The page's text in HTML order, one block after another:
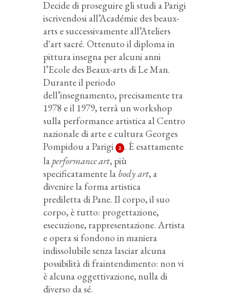
Decide di proseguire gli studi a Parigi
iscrivendosi all’Académie des beaux-
arts e successivamente all’Ateliers
d'art sacré. Ottenuto il diploma in
pittura insegna per alcuni anni
l’Ecole des Beaux-arts di Le Man.
Durante il periodo
dell’insegnamento, precisamente tra
1978 e il 1979, terrà un workshop
sulla performance artistica al Centro
nazionale di arte e cultura Georges
Pompidou a Parigi
2 . È esattamente
la performance art, più
specificatamente la body art, a
divenire la forma artistica
prediletta di Pane. Il corpo, il suo
corpo, è tutto: progettazione,
esecuzione, rappresentazione. Artista
e opera si fondono in maniera
indissolubile senza lasciar alcuna
possibilità di fraintendimento: non vi
è alcuna oggettivazione, nulla di
diverso da sé.